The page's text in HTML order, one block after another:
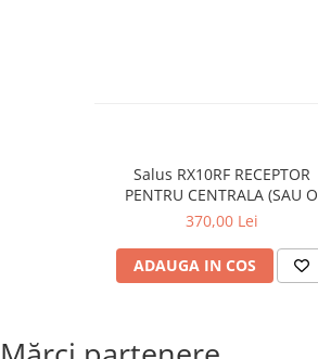
Salus RX10RF RECEPTOR
PENTRU CENTRALA (SAU O
ZONA INDEPENDENTA)
370,00 Lei
ADAUGA IN COS